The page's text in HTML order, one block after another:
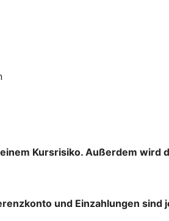
Kursrisiko. Außerdem wird
und Einzahlungen sind